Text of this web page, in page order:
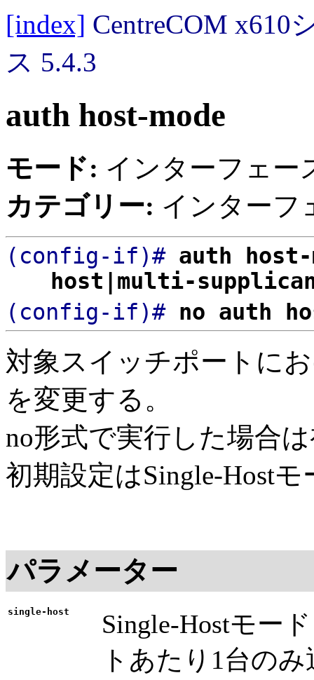
[index] CentreCOM x610
ス 5.4.3
auth host-mode
モード: インターフェー
カテゴリー: インターフ
(config-if)# auth
host|multi-
(config-if)# no auth
対象スイッチポートに
を変更する。
no形式で実行した場合
初期設定はSingle-Hostモ
パラメーター
single-host
Single-Hostモー
トあたり1台の